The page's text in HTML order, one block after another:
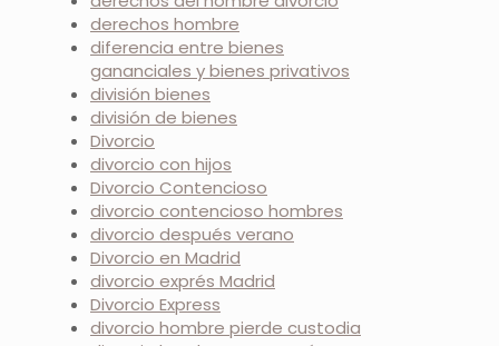
derechos hombre
diferencia entre bienes
gananciales y bienes privativos
división bienes
división de bienes
Divorcio
divorcio con hijos
Divorcio Contencioso
divorcio contencioso hombres
divorcio después verano
Divorcio en Madrid
divorcio exprés Madrid
Divorcio Express
divorcio hombre pierde custodia